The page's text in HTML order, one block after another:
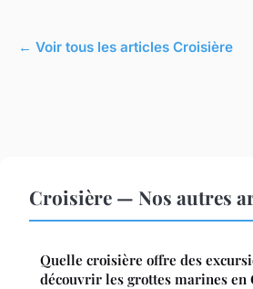
← Voir tous les articles Croisière
Croisière — Nos autres
Quelle croisière offre des
découvrir les grottes marines en